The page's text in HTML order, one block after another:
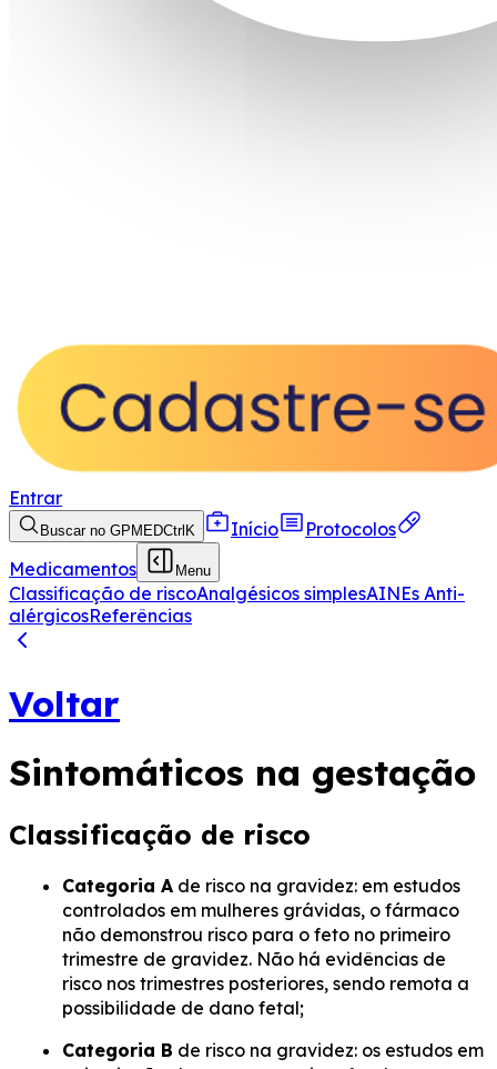
Entrar
Buscar no GPMEDCtrl K Início
Protocolos
Medicamentos
Menu
Classificação de riscoAnalgésicos simplesAINEs Anti-
alérgicosReferências
Voltar
Sintomáticos na gestação
Classificação de risco
Categoria A de risco na gravidez: em estudos
controlados em mulheres grávidas, o fármaco
não demonstrou risco para o feto no primeiro
trimestre de gravidez. Não há evidências de
risco nos trimestres posteriores, sendo remota a
possibilidade de dano fetal;
Categoria B de risco na gravidez: os estudos em